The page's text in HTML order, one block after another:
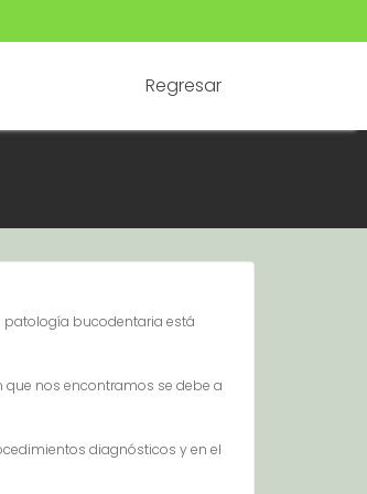
Regresar
patología bucodentaria está
que nos encontramos se debe a
diagnósticos y en el